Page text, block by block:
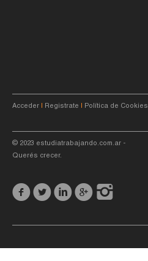
Acceder Registrate Política de Cookies
© 2023 estudiatrabajando.com.ar -
Querés crecer.